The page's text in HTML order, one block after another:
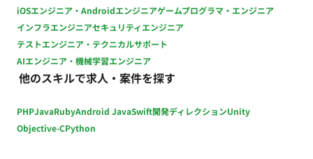
iOSエンジニア・Androidエンジニアゲームプログラマ・エンジニア
インフラエンジニアセキュリティエンジニア
テストエンジニア・テクニカルサポート
AIエンジニア・機械学習エンジニア
他のスキルで求人・案件を探す
PHPJavaRubyAndroid JavaSwift開発ディレクションUnity
Objective-CPython